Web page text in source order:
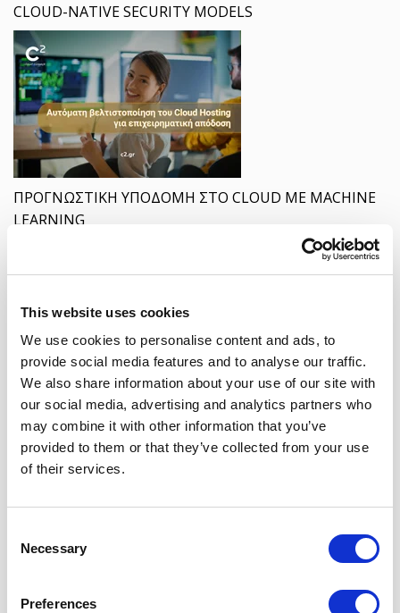
This website uses cookies
We use cookies to personalise content and ads, to
provide social media features and to analyse our traffic.
We also share information about your use of our site with
our social media, advertising and analytics partners who
may combine it with other information that you’ve
provided to them or that they’ve collected from your use
of their services.
Selection
Necessary
Preferences
CLOUD-NATIVE SECURITY MODELS
ΠΡΟΓΝΩΣΤΙΚΗ ΥΠΟΔΟΜΗ ΣΤΟ CLOUD ΜΕ MACHINE
LEARNING
ΠΩΣ ΝΑ ΕΝΣΩΜΑΤΩΣΕΤΕ BLOCKCHAIN ΣΕ
ΥΠΟΔΟΜΕΣ CLOUD HOSTING